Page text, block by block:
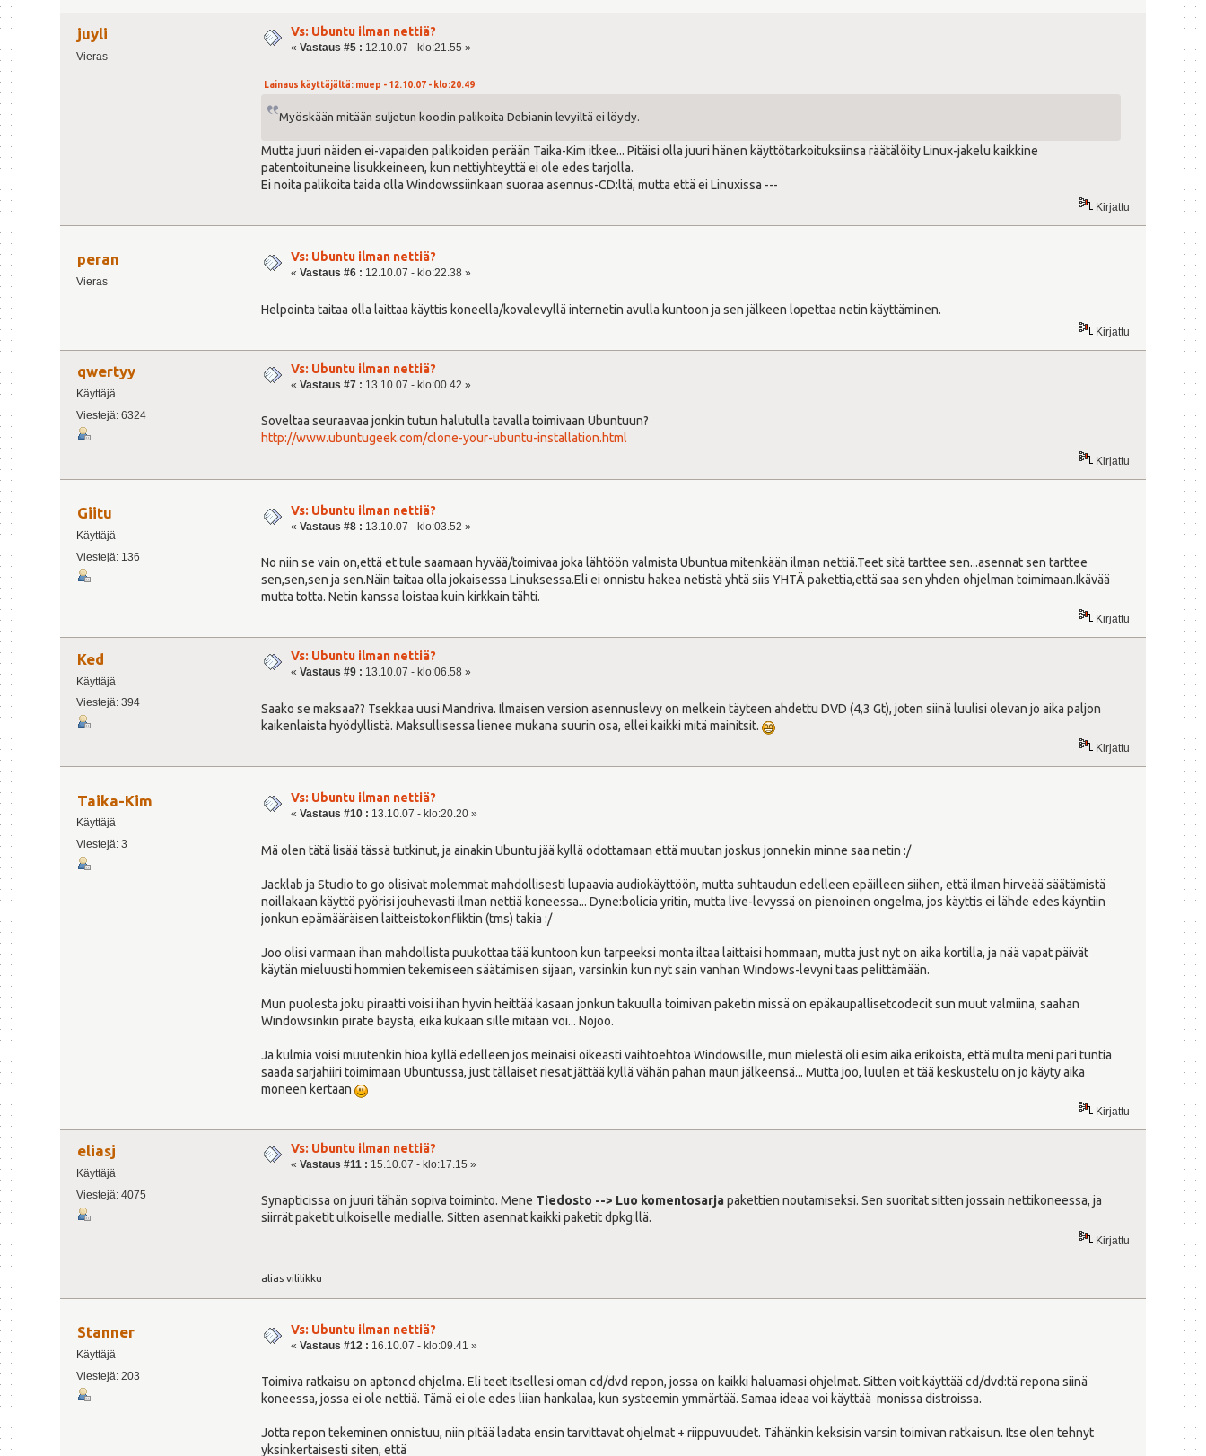
juyli
Vieras
Vs: Ubuntu ilman nettiä?
«Vastaus #5 : 12.10.07 - klo:21.55 »
Lainaus käyttäjältä: muep - 12.10.07 - klo:20.49
Myöskään mitään suljetun koodin palikoita Debianin levyiltä ei löydy.
Mutta juuri näiden ei-vapaiden palikoiden perään Taika-Kim itkee... Pitäisi olla juuri hänen käyttötarkoituksiinsa räätälöity Linux-jakelu kaikkine
patentoituneine lisukkeineen, kun nettiyhteyttä ei ole edes tarjolla.
Ei noita palikoita taida olla Windowssiinkaan suoraa asennus-CD:ltä, mutta että ei Linuxissa ---
Kirjattu
peran
Vieras
Vs: Ubuntu ilman nettiä?
«Vastaus #6 : 12.10.07 - klo:22.38 »
Helpointa taitaa olla laittaa käyttis koneella/kovalevyllä internetin avulla kuntoon ja sen jälkeen lopettaa netin käyttäminen.
Kirjattu
qwertyy
Käyttäjä
Viestejä: 6324
Vs: Ubuntu ilman nettiä?
«Vastaus #7 : 13.10.07 - klo:00.42 »
Soveltaa seuraavaa jonkin tutun halutulla tavalla toimivaan Ubuntuun?
http://www.ubuntugeek.com/clone-your-ubuntu-installation.html
Kirjattu
Giitu
Käyttäjä
Viestejä: 136
Vs: Ubuntu ilman nettiä?
«Vastaus #8 : 13.10.07 - klo:03.52 »
No niin se vain on,että et tule saamaan hyvää/toimivaa joka lähtöön valmista Ubuntua mitenkään ilman nettiä.Teet sitä tarttee sen...asennat sen tarttee
sen,sen,sen ja sen.Näin taitaa olla jokaisessa Linuksessa.Eli ei onnistu hakea netistä yhtä siis YHTÄ pakettia,että saa sen yhden ohjelman toimimaan.Ikävää
mutta totta. Netin kanssa loistaa kuin kirkkain tähti.
Kirjattu
Ked
Käyttäjä
Viestejä: 394
Vs: Ubuntu ilman nettiä?
«Vastaus #9 : 13.10.07 - klo:06.58 »
Saako se maksaa?? Tsekkaa uusi Mandriva. Ilmaisen version asennuslevy on melkein täyteen ahdettu DVD (4,3 Gt), joten siinä luulisi olevan jo aika paljon
kaikenlaista hyödyllistä. Maksullisessa lienee mukana suurin osa, ellei kaikki mitä mainitsit.
Kirjattu
Taika-Kim
Käyttäjä
Viestejä: 3
Vs: Ubuntu ilman nettiä?
«Vastaus #10 : 13.10.07 - klo:20.20 »
Mä olen tätä lisää tässä tutkinut, ja ainakin Ubuntu jää kyllä odottamaan että muutan joskus jonnekin minne saa netin :/
Jacklab ja Studio to go olisivat molemmat mahdollisesti lupaavia audiokäyttöön, mutta suhtaudun edelleen epäilleen siihen, että ilman hirveää säätämistä
noillakaan käyttö pyörisi jouhevasti ilman nettiä koneessa... Dyne:bolicia yritin, mutta live-levyssä on pienoinen ongelma, jos käyttis ei lähde edes käyntiin
jonkun epämääräisen laitteistokonfliktin (tms) takia :/
Joo olisi varmaan ihan mahdollista puukottaa tää kuntoon kun tarpeeksi monta iltaa laittaisi hommaan, mutta just nyt on aika kortilla, ja nää vapat päivät
käytän mieluusti hommien tekemiseen säätämisen sijaan, varsinkin kun nyt sain vanhan Windows-levyni taas pelittämään.
Mun puolesta joku piraatti voisi ihan hyvin heittää kasaan jonkun takuulla toimivan paketin missä on epäkaupallisetcodecit sun muut valmiina, saahan
Windowsinkin pirate baystä, eikä kukaan sille mitään voi... Nojoo.
Ja kulmia voisi muutenkin hioa kyllä edelleen jos meinaisi oikeasti vaihtoehtoa Windowsille, mun mielestä oli esim aika erikoista, että multa meni pari tuntia
saada sarjahiiri toimimaan Ubuntussa, just tällaiset riesat jättää kyllä vähän pahan maun jälkeensä... Mutta joo, luulen et tää keskustelu on jo käyty aika
moneen kertaan
Kirjattu
eliasj
Käyttäjä
Viestejä: 4075
Vs: Ubuntu ilman nettiä?
«Vastaus #11 : 15.10.07 - klo:17.15 »
Synapticissa on juuri tähän sopiva toiminto. Mene Tiedosto --> Luo komentosarjapakettien noutamiseksi. Sen suoritat sitten jossain nettikoneessa, ja
siirrät paketit ulkoiselle medialle. Sitten asennat kaikki paketit dpkg:llä.
Kirjattu
alias vililikku
Stanner
Käyttäjä
Viestejä: 203
Vs: Ubuntu ilman nettiä?
«Vastaus #12 : 16.10.07 - klo:09.41 »
Toimiva ratkaisu on aptoncd ohjelma. Eli teet itsellesi oman cd/dvd repon, jossa on kaikki haluamasi ohjelmat. Sitten voit käyttää cd/dvd:tä repona siinä
koneessa, jossa ei ole nettiä. Tämä ei ole edes liian hankalaa, kun systeemin ymmärtää. Samaa ideaa voi käyttää monissa distroissa.
Jotta repon tekeminen onnistuu, niin pitää ladata ensin tarvittavat ohjelmat + riippuvuudet. Tähänkin keksisin varsin toimivan ratkaisun. Itse olen tehnyt
yksinkertaisesti siten, että